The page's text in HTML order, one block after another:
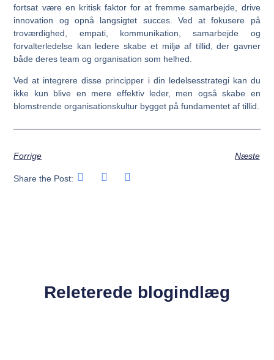
fortsat være en kritisk faktor for at fremme samarbejde, drive
innovation og opnå langsigtet succes. Ved at fokusere på
troværdighed, empati, kommunikation, samarbejde og
forvalterledelse kan ledere skabe et miljø af tillid, der gavner
både deres team og organisation som helhed​.
Ved at integrere disse principper i din ledelsesstrategi kan du
ikke kun blive en mere effektiv leder, men også skabe en
blomstrende organisationskultur bygget på fundamentet af tillid.
Forrige Næste
Share the Post:
Releterede blogindlæg